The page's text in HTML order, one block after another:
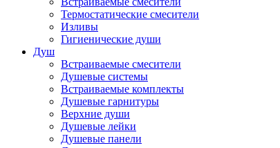
Термостатические смесители
Изливы
Гигиенические души
Душ
Встраиваемые смесители
Душевые системы
Встраиваемые комплекты
Душевые гарнитуры
Верхние души
Душевые лейки
Душевые панели